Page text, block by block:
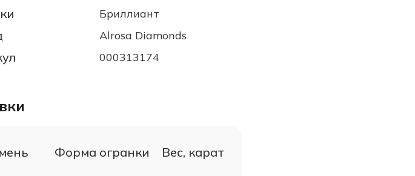
Бриллиант
Alrosa Diamonds
000313174
Форма огранки Вес, карат